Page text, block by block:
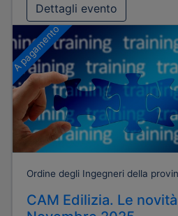
Dettagli evento
A pagamento
Ordine degli Ingegneri della
CAM Edilizia. Le